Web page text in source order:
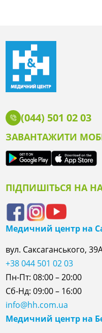
(044) 501 02 03
ЗАВАНТАЖИТИ
ПІДПИШІТЬСЯ НА
Медичний центр на
вул. Саксаганського,
+38 044 501 02 03
Пн-Пт: 08:00 – 20:00
Сб-Нд: 09:00 – 16:00
info@hh.com.ua
Медичний центр на